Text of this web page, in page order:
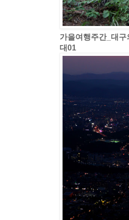
가을여행주간_대
대01